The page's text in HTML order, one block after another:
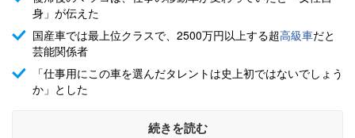
身」が伝えた
国産車では最上位クラスで、2500万円以上する超高級車だと
芸能関係者
「仕事用にこの車を選んだタレントは史上初ではないでしょう
か」とした
続きを読む